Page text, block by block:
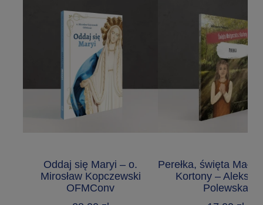
Oddaj się Maryi – o.
Mirosław Kopczewski
OFMConv
Perełka, święta
Kortony –
Polewska